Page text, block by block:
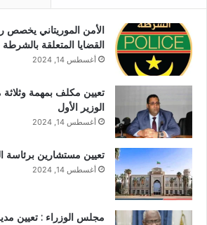
الأمن الموريتاني
القضايا المتعلقة
أغسطس 14, 2024
تعيين مكلف بمهمة
الوزير الأول
أغسطس 14, 2024
تعيين مستشارين برئاسة
أغسطس 14, 2024
مجلس الوزراء : تعيين